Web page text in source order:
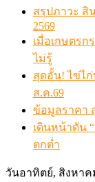
สรุปภาวะ สิ
2569
เมื่อเกษตรก
ไม่รู้
สุดอั้น! ไข่ไ
ส.ค.69
ข้อมูลราคา
เดินหน้าดัน
ตกต่ำ
วันอาทิตย์, สิงหาค